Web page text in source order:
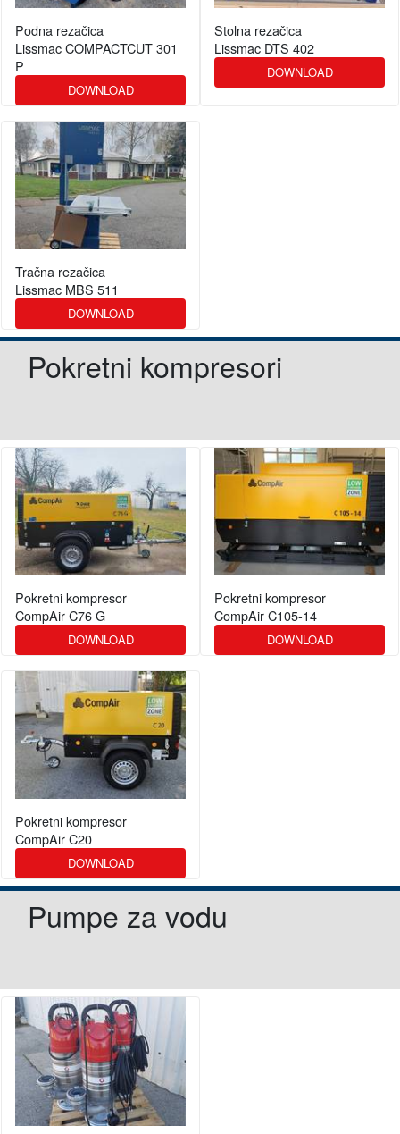
Podna rezačica
Lissmac COMPACTCUT 301
P
DOWNLOAD
Stolna rezačica
Lissmac DTS 402
DOWNLOAD
Tračna rezačica
Lissmac MBS 511
DOWNLOAD
Pokretni kompresori
Pokretni kompresor
CompAir C76 G
DOWNLOAD
Pokretni kompresor
CompAir C105-14
DOWNLOAD
Pokretni kompresor
CompAir C20
DOWNLOAD
Pumpe za vodu